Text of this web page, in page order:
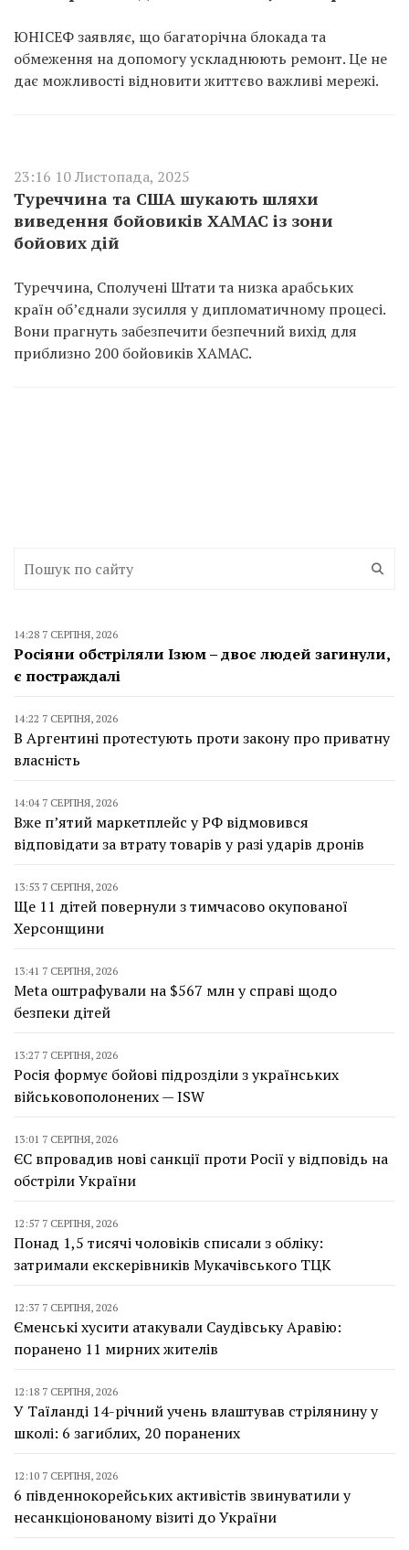
ЮНІСЕФ заявляє, що багаторічна блокада та
обмеження на допомогу ускладнюють ремонт. Це не
дає можливості відновити життєво важливі мережі.
23:16 10 Листопада, 2025
Туреччина та США шукають шляхи
виведення бойовиків ХАМАС із зони
бойових дій
Туреччина, Сполучені Штати та низка арабських
країн об’єднали зусилля у дипломатичному процесі.
Вони прагнуть забезпечити безпечний вихід для
приблизно 200 бойовиків ХАМАС.
14:28 7 СЕРПНЯ, 2026
Росіяни обстріляли Ізюм – двоє людей загинули,
є постраждалі
14:22 7 СЕРПНЯ, 2026
В Аргентині протестують проти закону про приватну
власність
14:04 7 СЕРПНЯ, 2026
Вже п’ятий маркетплейс у РФ відмовився
відповідати за втрату товарів у разі ударів дронів
13:53 7 СЕРПНЯ, 2026
Ще 11 дітей повернули з тимчасово окупованої
Херсонщини
13:41 7 СЕРПНЯ, 2026
Meta оштрафували на $567 млн у справі щодо
безпеки дітей
13:27 7 СЕРПНЯ, 2026
Росія формує бойові підрозділи з українських
військовополонених — ISW
13:01 7 СЕРПНЯ, 2026
ЄС впровадив нові санкції проти Росії у відповідь на
обстріли України
12:57 7 СЕРПНЯ, 2026
Понад 1,5 тисячі чоловіків списали з обліку:
затримали екскерівників Мукачівського ТЦК
12:37 7 СЕРПНЯ, 2026
Єменські хусити атакували Саудівську Аравію:
поранено 11 мирних жителів
12:18 7 СЕРПНЯ, 2026
У Таїланді 14-річний учень влаштував стрілянину у
школі: 6 загиблих, 20 поранених
12:10 7 СЕРПНЯ, 2026
6 південнокорейських активістів звинуватили у
несанкціонованому візиті до України